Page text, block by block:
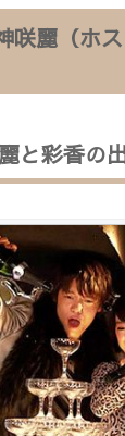
咲麗（ホ
と彩香の